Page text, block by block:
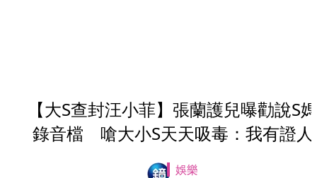
【大S查封汪小菲】張蘭護兒曝勸說S媽
錄音檔 嗆大小S天天吸毒：我有證人
娛樂